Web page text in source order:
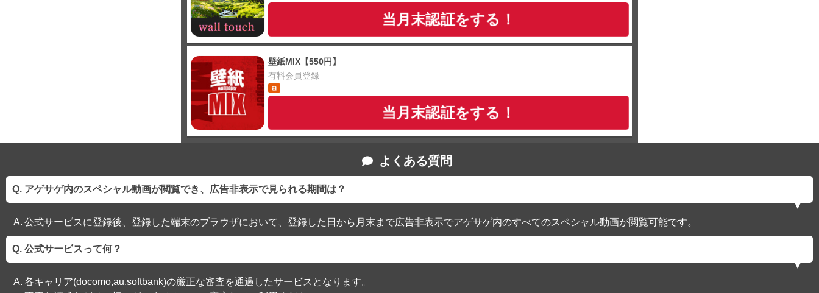
当月末認証をする！
壁紙MIX【550円】
有料会員登録
当月末認証をする！
よくある質問
アゲサゲ内のスペシャル動画が閲覧でき、広告非表示で見られる期間は？
公式サービスに登録後、登録した端末のブラウザにおいて、登録した日から月末まで広告非表示でアゲサゲ内のすべてのスペシャル動画が閲覧可能です。
公式サービスって何？
各キャリア(docomo,au,softbank)の厳正な審査を通過したサービスとなります。